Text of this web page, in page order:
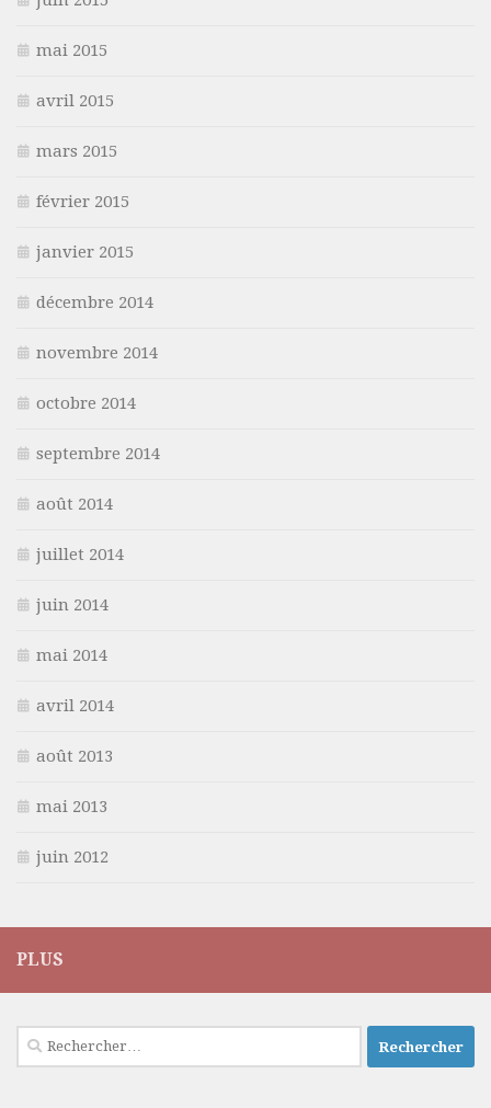
mai 2015
avril 2015
mars 2015
février 2015
janvier 2015
décembre 2014
novembre 2014
octobre 2014
septembre 2014
août 2014
juillet 2014
juin 2014
mai 2014
avril 2014
août 2013
mai 2013
juin 2012
PLUS
Rechercher :